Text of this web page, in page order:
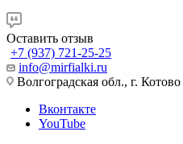
Оставить отзыв
+7 (937) 721-25-25
info@mirfialki.ru
Волгоградская обл., г.
Вконтакте
YouTube